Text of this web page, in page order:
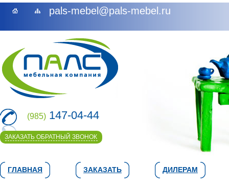
pals-mebel@pals-mebel.ru
(985) 147-04-44
ЗАКАЗАТЬ ОБРАТНЫЙ ЗВОНОК
ГЛАВНАЯ ЗАКАЗАТЬ ДИЛЕРАМ